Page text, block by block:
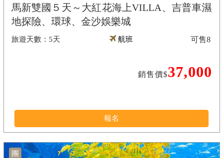
馬新雙國５天～大紅花海上VILLA、吉普車濕
地探險、環球、金沙娛樂城
5天 航班
銷售價$37,000
可售8
報名
團